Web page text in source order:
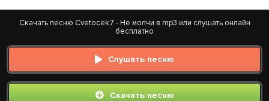
Скачать песню Cvetocek7 - Не молчи в mp3 или слушать онлайн
бесплатно
Слушать песню
Скачать песню